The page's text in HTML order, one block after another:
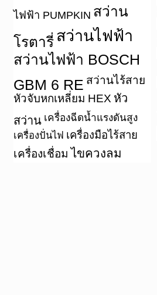
ไฟฟ้า PUMPKIN สว่าน
โรตารี่ สว่านไฟฟ้า
สว่านไฟฟ้า BOSCH
GBM 6 RE สว่านไร้สาย
หัวจับหกเหลี่ยม HEX หัว
สว่าน เครื่องฉีดน้ำแรงดันสูง
เครื่องปั่นไฟ เครื่องมือไร้สาย
เครื่องเชื่อม ไขควงลม